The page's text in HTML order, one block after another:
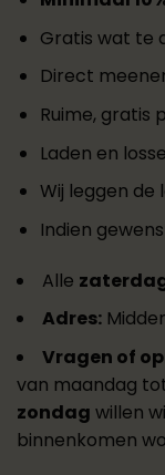
Gratis wat te
Direct
Ruime, gratis
Laden en
Wij leggen de
Indien
Alle
Adres:
Vragen of
van maandag
zondag willen
binnenkomen